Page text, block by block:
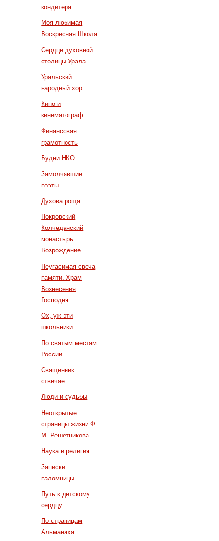
кондитера
Моя любимая
Воскресная Школа
Сердце духовной
столицы Урала
Уральский
народный хор
Кино и
кинематограф
Финансовая
грамотность
Будни НКО
Замолчавшие
поэты
Духова роща
Покровский
Колчеданский
монастырь.
Возрождение
Неугасимая свеча
памяти. Храм
Вознесения
Господня
Ох, уж эти
школьники
По святым местам
России
Священник
отвечает
Люди и судьбы
Неоткрытые
страницы жизни Ф.
М. Решетникова
Наука и религия
Записки
паломницы
Путь к детскому
сердцу
По страницам
Альманаха